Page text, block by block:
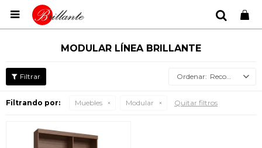

MODULAR LÍNEA BRILLANTE
Recomendados
Filtrando por: Muebles Modular Quitar filtros